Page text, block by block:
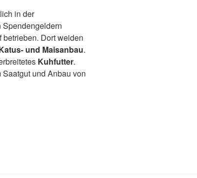
in der
Dort weiden
und Maisanbau.
Kuhfutter.
und Anbau von